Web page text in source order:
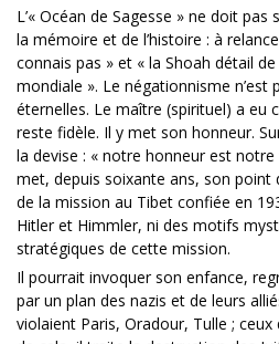
L’« Océan de Sagesse » ne doit
la mémoire et de l’histoire : à
connais pas » et « la Shoah détail
mondiale ». Le négationnisme n’est
éternelles. Le maître (spirituel) a eu
reste fidèle. Il y met son honneur.
la devise : « notre honneur est
met, depuis soixante ans, son point
de la mission au Tibet confiée en
Hitler et Himmler, ni des motifs
stratégiques de cette mission.
Il pourrait invoquer son enfance,
par un plan des nazis et de leurs
violaient Paris, Oradour, Tulle ;